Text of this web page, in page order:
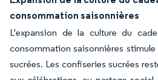
consommation saisonnières
L'expansion de la culture du
consommation saisonnières
sucrées. Les confiseries sucrées